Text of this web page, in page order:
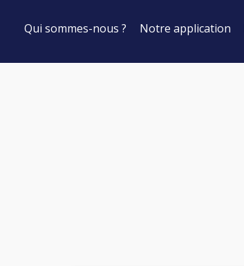
Qui sommes-nous ? Notre application